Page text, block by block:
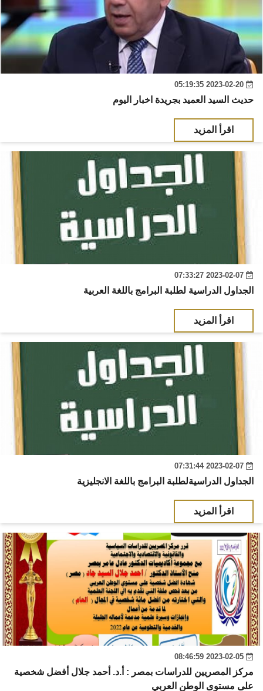
حديث السيد العميد بجريدة اخبار اليوم
اقرأ المزيد
الجداول الدراسية لطلبة البرامج باللغة العربية
اقرأ المزيد
الجداول الدراسيةلطلبة البرامج باللغة الانجليزية
اقرأ المزيد
مركز المصريين للدراسات بمصر : أ.د. أحمد جلال أفضل شخصية
على مستوى الوطن العربي